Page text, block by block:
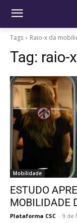
Tags Raio-x da
Tag: raio-
Mobilidade
ESTUDO
MOBILIDADE
Plataforma CSC - 9 de